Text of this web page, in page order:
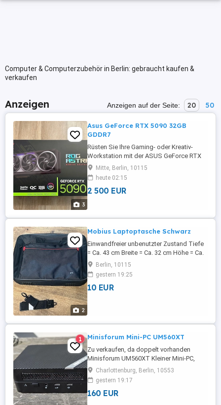
Computer & Computerzubehör in Berlin: gebraucht kaufen &
verkaufen
Anzeigen Anzeigen auf der Seite: 20 50
3
Asus GeForce RTX 5090 32GB
GDDR7
Rüsten Sie Ihre Gaming- oder Kreativ-
Workstation mit der ASUS GeForce RTX
5090 32GB GDDR7-Grafikkarte auf
entwickelt für extreme Leistung, KI-
Beschleunigung, 4K 8K-Gaming und
professionelle Content-Erstellung. 32 GB
Leistung ...
Mitte, Berlin, 10115
heute 02:15
2 500 EUR
2
Mobius Laptoptasche Schwarz
Einwandfreier unbenutzter Zustand Tiefe
= Ca. 43 cm Breite = Ca. 32 cm Höhe = Ca.
7 cm Auf Wunsch und gegen Aufpreis ist
natürlich auch Versand möglich
Berlin, 10115
gestern 19:25
10 EUR
1 Minisforum Mini-PC UM560XT
Zu verkaufen, da doppelt vorhanden
Minisforum UM560XT Kleiner Mini-PC,
ideal als HTPC oder für weniger
anspruchsvolle Spiele. Zahlreiche
Einstellungsmöglichkeiten hinsichtlich
Leistung (15 25 45 W) und Temperatur.
Charlottenburg, Berlin, 10553
gestern 19:17
160 EUR